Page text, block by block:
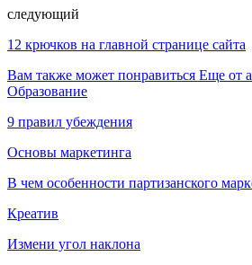
следующий
12 крючков на главной странице сайта
Вам также может понравиться Еще от
Образование
9 правил убеждения
Основы маркетинга
В чем особенности партизанского
Креатив
Измени угол наклона